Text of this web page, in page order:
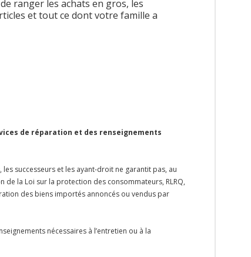
ranger les achats en gros, les
et tout ce dont votre famille a
de réparation et des renseignements
successeurs et les ayant-droit ne garantit pas, au
de la Loi sur la protection des consommateurs, RLRQ,
des biens importés annoncés ou vendus par
nécessaires à l’entretien ou à la